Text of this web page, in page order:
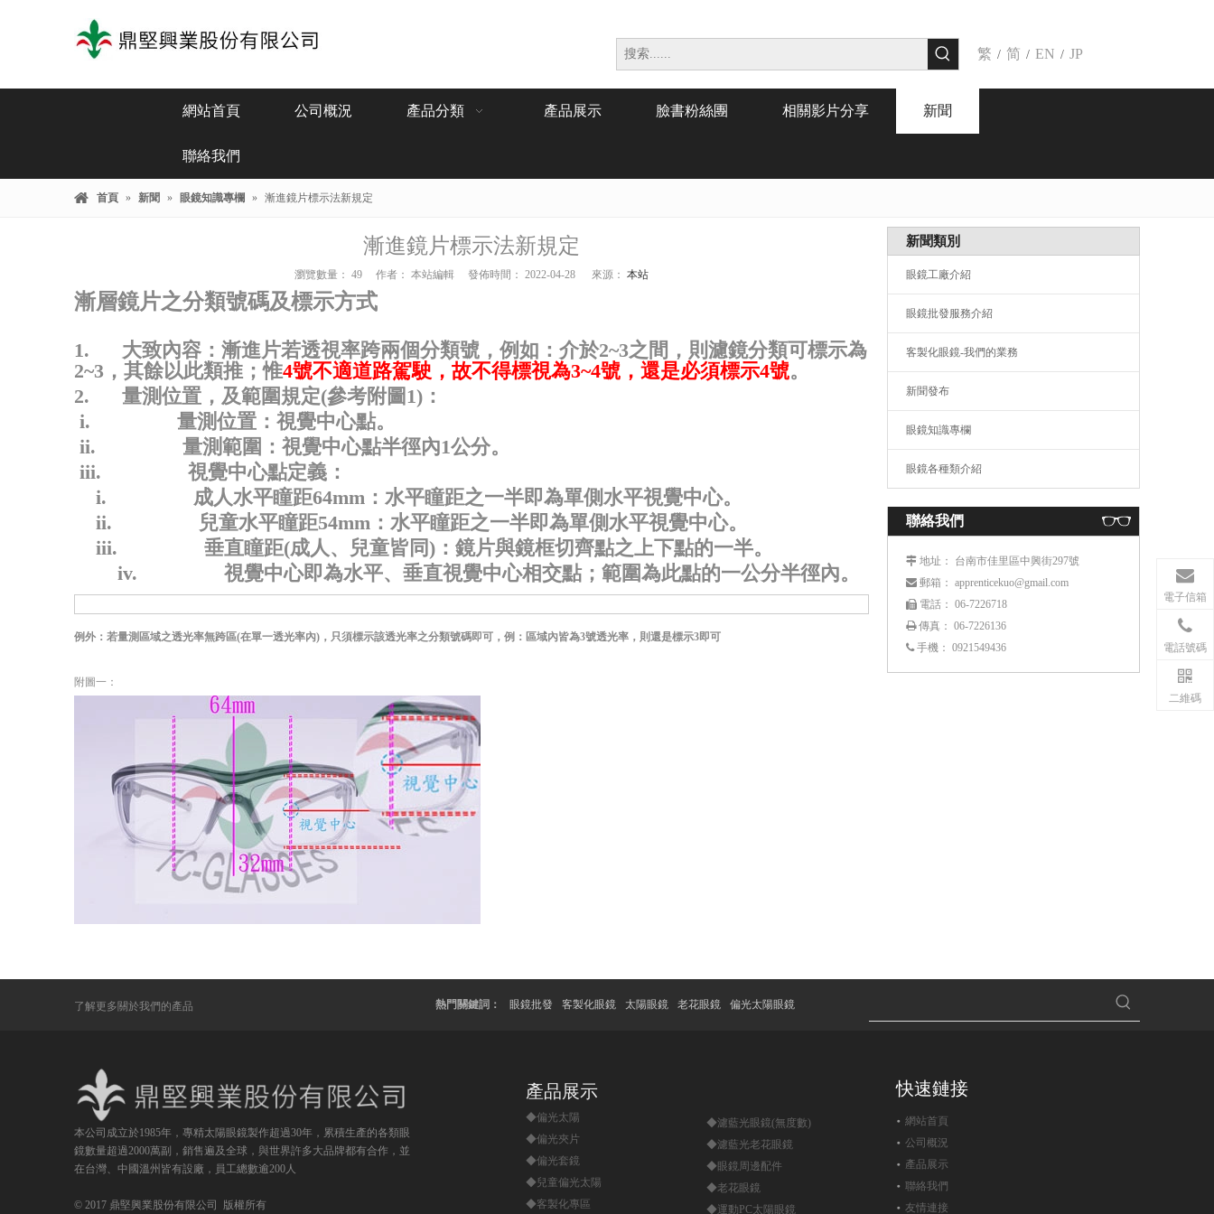
繁 / 简 / EN / JP
網站首頁 公司概況 產品分類 產品展示 臉書粉絲團 相關影片分享 新聞
聯絡我們
首頁 » 新聞 » 眼鏡知識專欄 » 漸進鏡片標示法新規定
漸進鏡片標示法新規定
瀏覽數量： 49 作者： 本站編輯 發佈時間： 2022-04-28 來源： 本站
漸層鏡片之分類號碼及標示方式
1. 大致內容：漸進片若透視率跨兩個分類號，例如：介於2~3之間，則濾鏡分類可標示為
2~3 ，其餘以此類推；惟4號不適道路駕駛 ，故不得標視為3~4號，還是必須標示4號。
2. 量測位置，及範圍規定(參考附圖1) ：
i. 量測位置：視覺中心點。
ii. 量測範圍：視覺中心點半徑內1公分。
iii. 視覺中心點定義：
i. 成人水平瞳距64mm ：水平瞳距之一半即為單側水平視覺中心。
ii.
兒童水平瞳距54mm ：水平瞳距之一半即為單側水平視覺中心。
iii. 垂直瞳距(成人、兒童皆同) ：鏡片與鏡框切齊點之上下點的一半。
iv. 視覺中心即為水平、垂直視覺中心相交點；範圍為此點的一公分半徑內。
例外：若量測區域之透光率無跨區(在單一透光率內)，只須標示該透光率之分類號碼即可，例：區域內皆為3號透光率，則還是標示3即可
附圖一：
新聞類別
眼鏡工廠介紹
眼鏡批發服務介紹
客製化眼鏡-我們的業務
新聞發布
眼鏡知識專欄
眼鏡各種類介紹
聯絡我們
 地址 ： 台南市佳里區中興街297號
 郵箱 ： apprenticekuo@gmail.com
 電話 ： 06-7226718
傳真： 06-7226136
 手機： 0921549436
了解更多關於我們的產品 熱門關鍵詞： 眼鏡批發 客製化眼鏡 太陽眼鏡 老花眼鏡 偏光太陽眼鏡
本公司成立於1985年，專精太陽眼鏡製作超過30年，累積生產的各類眼
鏡數量超過2000萬副，銷售遍及全球，與世界許多大品牌都有合作，並
在台灣、中國溫州皆有設廠，員工總數逾200人
© 2017 鼎堅興業股份有限公司 版權所有
電子信箱
電話號碼
二維碼
產品展示
◆偏光太陽
◆偏光夾片
◆偏光套鏡
◆兒童偏光太陽
◆客製化專區
◆濾藍光眼鏡(無度數)
◆濾藍光老花眼鏡
◆眼鏡周邊配件
◆老花眼鏡
◆運動PC太陽眼鏡
快速鏈接
網站首頁
公司概況
產品展示
聯絡我們
友情連接